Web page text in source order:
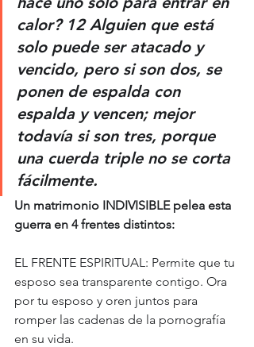
calor? 12 Alguien que está
solo puede ser atacado y
vencido, pero si son dos, se
ponen de espalda con
espalda y vencen; mejor
todavía si son tres, porque
una cuerda triple no se corta
fácilmente.
Un matrimonio INDIVISIBLE pelea esta
guerra en 4 frentes distintos:
EL FRENTE ESPIRITUAL: Permite que tu
esposo sea transparente contigo. Ora
por tu esposo y oren juntos para
romper las cadenas de la pornografía
en su vida.